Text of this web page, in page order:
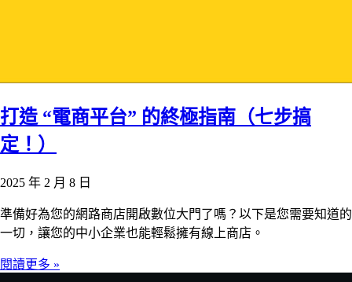
打造 “電商平台” 的終極指南（七步搞
定！）
2025 年 2 月 8 日
準備好為您的網路商店開啟數位大門了嗎？以下是您需要知道的
一切，讓您的中小企業也能輕鬆擁有線上商店。
閱讀更多 »